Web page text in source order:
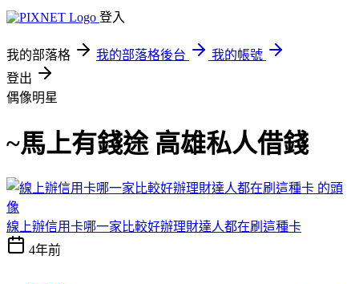
登入
我的部落格 我的部落格後台
我的帳號
登出
偶像明星
~馬上有錢途 高雄私人借錢
線上辦信用卡哪一家比較好辦理財達人都在刷這種卡
4年前